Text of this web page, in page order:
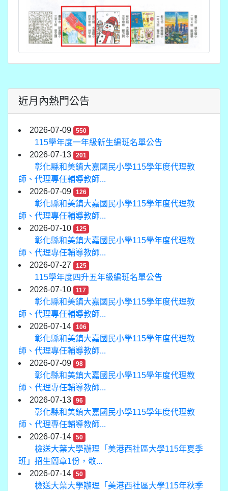
近月內熱門公告
2026-07-09 550
115學年度一年級新生編班名單公告
2026-07-13
201
彰化縣和美鎮大嘉國民小學115學年度代理教
師、代理專任輔導教師...
2026-07-09
126
彰化縣和美鎮大嘉國民小學115學年度代理教
師、代理專任輔導教師...
2026-07-10
125
彰化縣和美鎮大嘉國民小學115學年度代理教
師、代理專任輔導教師...
2026-07-27
125
115學年度四升五年級編班名單公告
2026-07-10
117
彰化縣和美鎮大嘉國民小學115學年度代理教
師、代理專任輔導教師...
2026-07-14
106
彰化縣和美鎮大嘉國民小學115學年度代理教
師、代理專任輔導教師...
2026-07-09
98
彰化縣和美鎮大嘉國民小學115學年度代理教
師、代理專任輔導教師...
2026-07-13
96
彰化縣和美鎮大嘉國民小學115學年度代理教
師、代理專任輔導教師...
2026-07-14
50
檢送大葉大學辦理「美港西社區大學115年夏季
班」招生簡章1份，敬...
2026-07-14
50
檢送大葉大學辦理「美港西社區大學115年秋季